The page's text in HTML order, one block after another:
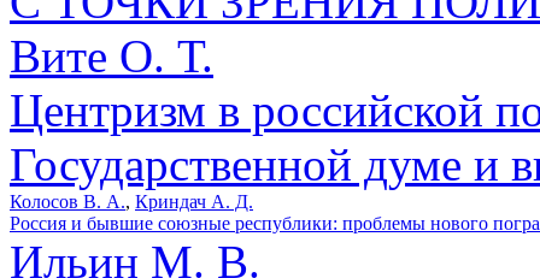
Вите О. Т.
Центризм в российской
Государственной думе и
Колосов В. А., Криндач А. Д.
Россия и бывшие союзные республики: проблемы нового
Ильин М. В.